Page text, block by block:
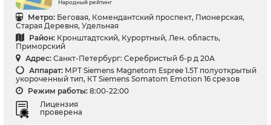
Народный рейтинг
Метро: Беговая, Комендантский проспект, Пионерская,
Старая Деревня, Удельная
Район: Кронштадтский, Курортный, Лен. область,
Приморский
Адрес: Санкт-Петербург: Серебристый б-р д 20А
Аппарат: МРТ Siemens Magnetom Espree 1.5T полуоткрытый
укороченный тип, КТ Siemens Somatom Emotion 16 срезов
Режим работы: 8:00-22:00
Лицензия
проверена